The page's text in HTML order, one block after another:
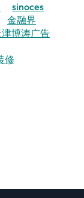
sinoces
金融界
津博涛广告
修